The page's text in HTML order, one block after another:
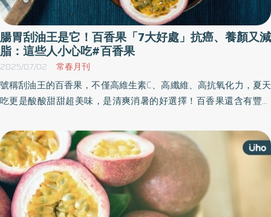
腸胃刮油王是它！百香果「7大好處」抗癌、養顏又減
脂：這些人小心吃#百香果
2025/07/02 常春月刊
號稱刮油王的百香果，不僅高維生素C、高纖維、高抗氧化力，夏天
吃更是酸酸甜甜超美味，是清爽消暑的好選擇！百香果還含有豐富
果。《優活健康網》特選此篇，介紹百香果的挑選方式、營養好處
和食用禁忌，提醒3類人勿過度食用。